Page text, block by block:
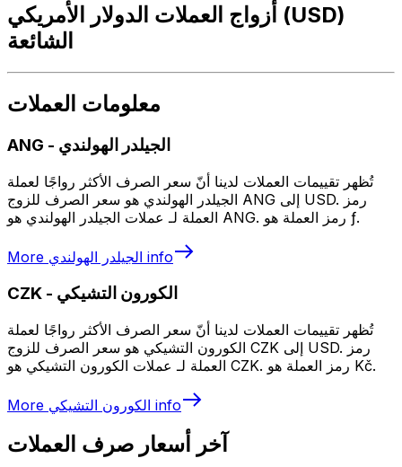
أزواج العملات الدولار الأمريكي (USD)
الشائعة
معلومات العملات
ANG - الجيلدر الهولندي
تُظهر تقييمات العملات لدينا أنّ سعر الصرف الأكثر رواجًا لعملة
الجيلدر الهولندي هو سعر الصرف للزوج ANG إلى USD. رمز
العملة لـ عملات الجيلدر الهولندي هو ANG. رمز العملة هو ƒ.
More الجيلدر الهولندي info
CZK - الكورون التشيكي
تُظهر تقييمات العملات لدينا أنّ سعر الصرف الأكثر رواجًا لعملة
الكورون التشيكي هو سعر الصرف للزوج CZK إلى USD. رمز
العملة لـ عملات الكورون التشيكي هو CZK. رمز العملة هو Kč.
More الكورون التشيكي info
آخر أسعار صرف العملات